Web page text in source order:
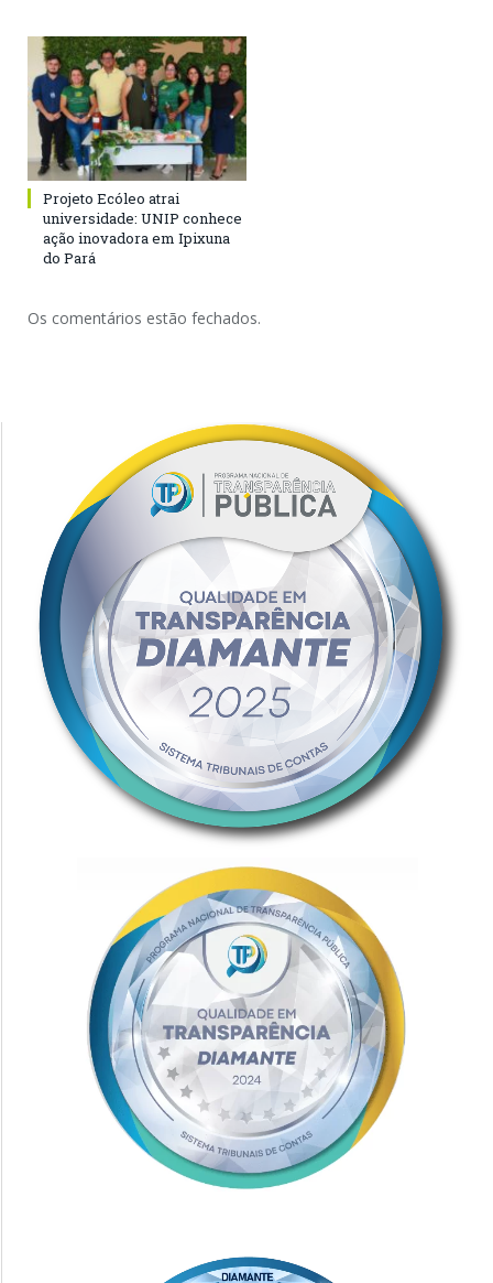
Projeto Ecóleo atrai
universidade: UNIP conhece
ação inovadora em Ipixuna
do Pará
Os comentários estão fechados.